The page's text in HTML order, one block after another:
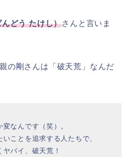
どう たけし）さんと言いま
の剛さんは「破天荒」なんだ
なんです（笑）。
ことを追求する人たちで、
バイ、破天荒！